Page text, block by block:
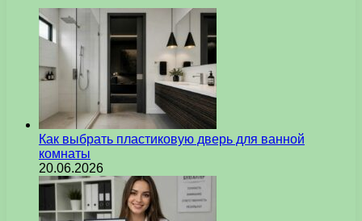
Как выбрать пластиковую дверь для ванной
комнаты
20.06.2026